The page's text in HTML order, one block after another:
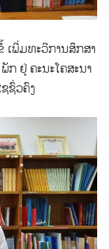
ເພີ່ມທະວີການສຶກສາ
ຢູ່ ຄະນະໂຄສະນາ
ຊົ່ວຄົງ